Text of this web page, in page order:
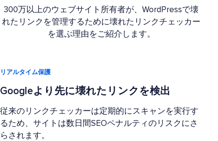
300万以上のウェブサイト所有者が、WordPressで壊
れたリンクを管理するために壊れたリンクチェッカー
を選ぶ理由をご紹介します。
リアルタイム保護
Googleより先に壊れたリンクを検出
従来のリンクチェッカーは定期的にスキャンを実行す
るため、サイトは数日間SEOペナルティのリスクにさ
らされます。